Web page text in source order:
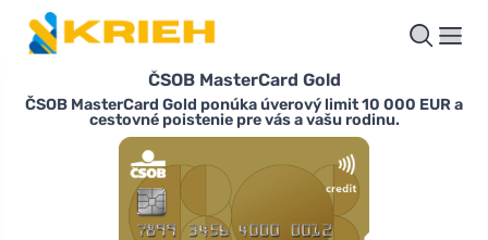
ČSOB MasterCard Gold
ČSOB MasterCard Gold ponúka úverový limit 10 000 EUR a
cestovné poistenie pre vás a vašu rodinu.